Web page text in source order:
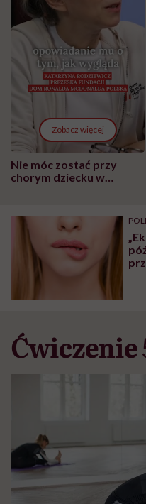
Zobacz więcej
Nie móc zostać przy
chorym dziecku w
może chyba tylko
głupota i brak
wyobraźni"
Ćwiczenie